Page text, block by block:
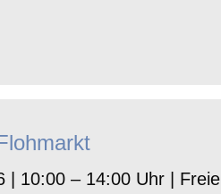
| 10:00 – 14:00 Uhr | Freie